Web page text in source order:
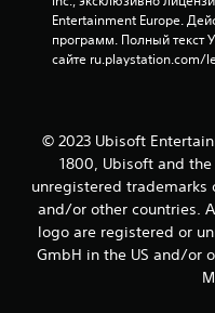
Entertainment Europe.
программ. Полный текст
сайте ru.playstation.com/
© 2023 Ubisoft
1800, Ubisoft and
unregistered trademarks
and/or other countries.
logo are registered or
GmbH in the US and/or